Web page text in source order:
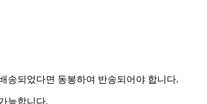
송되었다면 동봉하여 반송되어야 합니다.
능합니다.